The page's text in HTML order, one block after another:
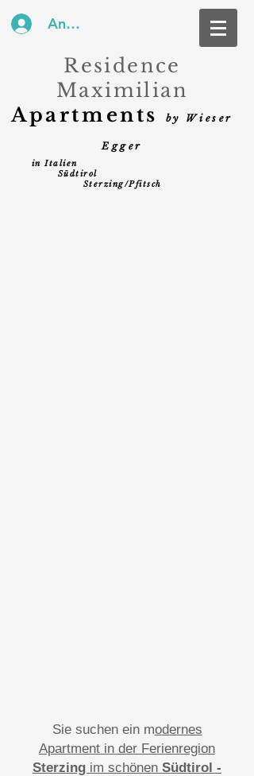
Anmelden
Residence
Maximilian
Apartments
by Wieser
Egger
in Italien
Südtirol
Sterzing/Pfitsch
Sie suchen ein modernes
Apartment in der Ferienregion
Sterzing im schönen Südtirol -